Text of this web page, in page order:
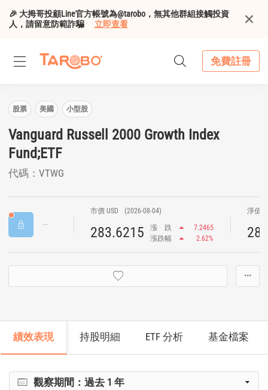
🎉 大拇哥投顧Line官方帳號為@tarobo，無其他群組接觸投資
人，請留意防範詐騙
立即查看
免費註冊
股票 美國 小型股
Vanguard Russell 2000 Growth Index
Fund;ETF
代碼：VTWG
市價 USD (2026-08-04)
283.6215 漲 跌
7.2465
漲跌幅
2.62%
淨值
···
績效表現 持股明細 ETF 分析 基金檔案
觀察期間：過去 1 年